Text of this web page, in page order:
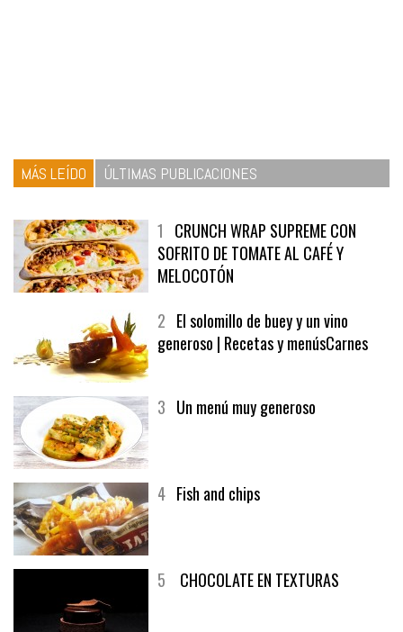
1CRUNCH WRAP SUPREME CON
SOFRITO DE TOMATE AL CAFÉ Y
MELOCOTÓN
2El solomillo de buey y un vino